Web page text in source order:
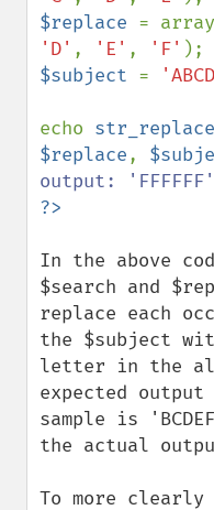
$replace =
'D' , 'E' , 'F'
$subject =
echo str_replace
$replace,
In the above
$search and
replace each
the $subject
letter in the
expected
sample is
the actual
To more